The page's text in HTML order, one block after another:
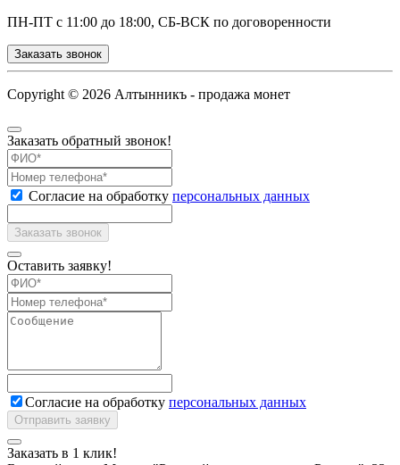
ПН-ПТ с 11:00 до 18:00, СБ-ВСК по договоренности
Заказать звонок
Copyright © 2026 Алтынникъ - продажа монет
Заказать обратный звонок!
Согласие на обработку персональных данных
Оставить заявку!
Согласие на обработку персональных данных
Заказать в 1 клик!